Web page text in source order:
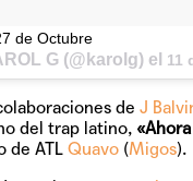
de Octubre
G (@karolg) el 11
de J
del trap latino,
de ATL Quavo(Migos).